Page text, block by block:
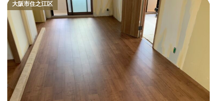
大阪市住之江区